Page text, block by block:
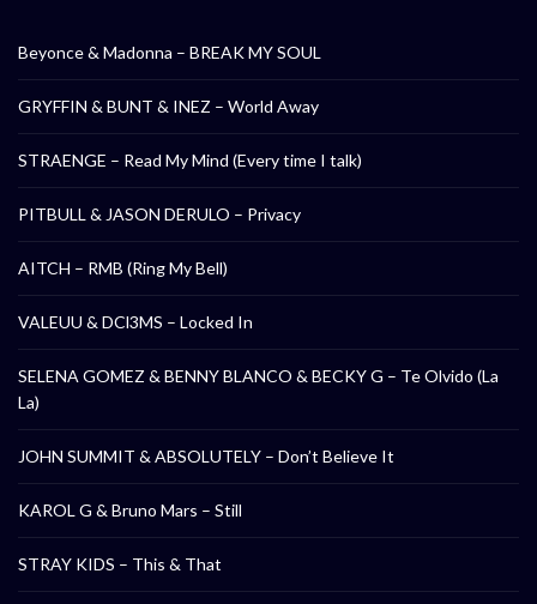
Beyonce & Madonna – BREAK MY SOUL
GRYFFIN & BUNT & INEZ – World Away
STRAENGE – Read My Mind (Every time I talk)
PITBULL & JASON DERULO – Privacy
AITCH – RMB (Ring My Bell)
VALEUU & DCl3MS – Locked In
SELENA GOMEZ & BENNY BLANCO & BECKY G – Te Olvido (La
La)
JOHN SUMMIT & ABSOLUTELY – Don’t Believe It
KAROL G & Bruno Mars – Still
STRAY KIDS – This & That